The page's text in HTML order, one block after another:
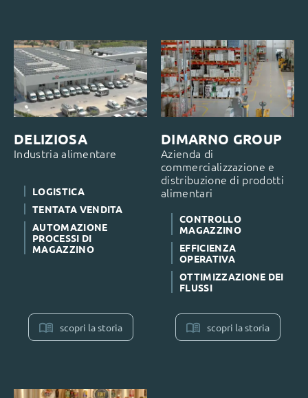
DELIZIOSA
Industria alimentare
LOGISTICA
TENTATA VENDITA
AUTOMAZIONE
PROCESSI DI
MAGAZZINO
scopri la storia
DIMARNO GROUP
Azienda di
commercializzazione e
distribuzione di prodotti
alimentari
CONTROLLO
MAGAZZINO
EFFICIENZA
OPERATIVA
OTTIMIZZAZIONE DEI
FLUSSI
scopri la storia